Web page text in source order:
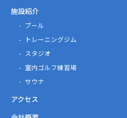
施設紹介
プール
トレーニングジム
スタジオ
室内ゴルフ練習場
サウナ
アクセス